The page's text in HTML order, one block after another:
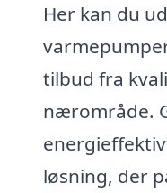
Her kan du
tilbud fra
nærområde.
løsning, der